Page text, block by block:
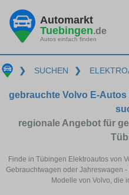
Automarkt
Tuebingen.de
Autos einfach finden
❯ SUCHEN ❯
gebrauchte Volvo E-
regionale Angebot für
Finde in Tübingen Elektroautos von
Gebrauchtwagen oder Jahreswagen
Modelle von Volvo, die